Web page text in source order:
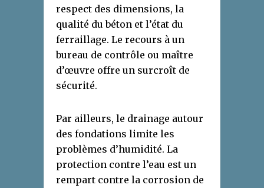
respect des dimensions, la
qualité du béton et l’état du
ferraillage. Le recours à un
bureau de contrôle ou maître
d’œuvre offre un surcroît de
sécurité.
Par ailleurs, le drainage autour
des fondations limite les
problèmes d’humidité. La
protection contre l’eau est un
rempart contre la corrosion de